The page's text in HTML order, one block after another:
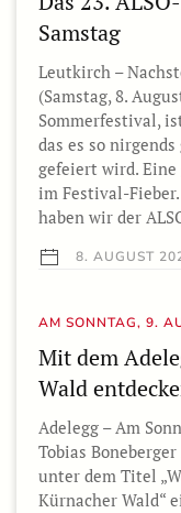
Samstag
Leutkirch –
(Samstag, 8.
Sommerfestival,
das es so
gefeiert wird. Eine
im Festival-
haben wir der
8. AUGUST
AM SONNTAG, 9.
Mit dem
Wald
Adelegg – Am
Tobias
unter dem Titel
Kürnacher Wald“